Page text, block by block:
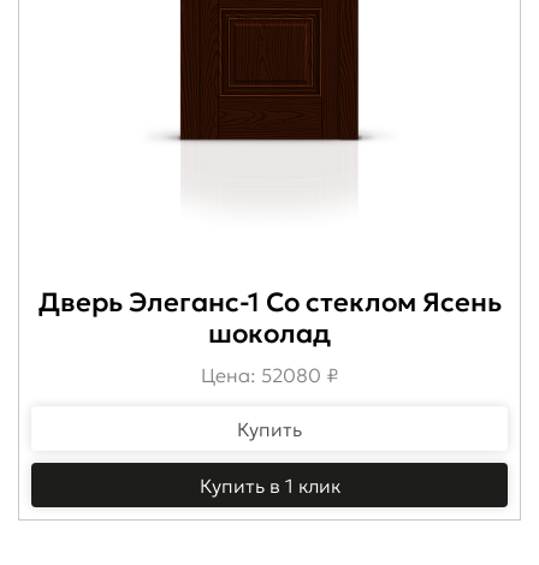
Дверь Элеганс-1 Со стеклом Ясень
шоколад
Цена: 52080 ₽
Купить
Купить в 1 клик